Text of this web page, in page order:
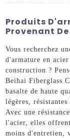
Produits
Provenant
Vous recherchez
d'armature en
construction ?
Beihai Fiberglass
basalte de haute
légères,
Avec une
l'acier, elles
moins d'entretien,